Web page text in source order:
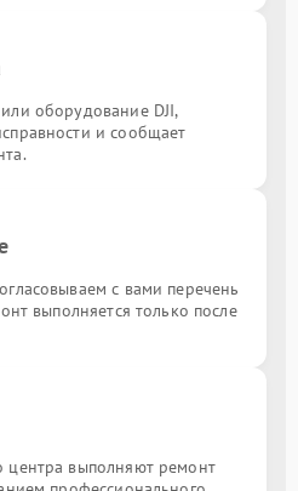
оборудование DJI,
и сообщает
с вами перечень
выполняется только после
центра выполняют ремонт